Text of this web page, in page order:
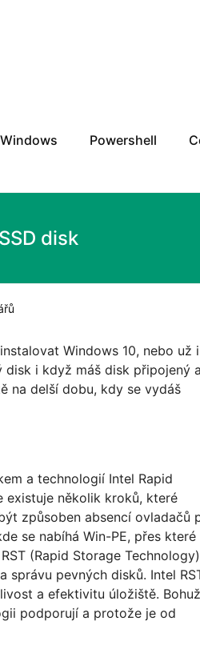
Windows Powershell
disk
Windows 10, nebo už i
disk i když máš disk připojený
na delší dobu, kdy se vydáš
a technologií Intel Rapid
existuje několik kroků, které
způsoben absencí ovladačů
se nabíhá Win-PE, přes které
(Rapid Storage
pevných disků. Intel
a efektivitu úložiště.
podporují a protože je od